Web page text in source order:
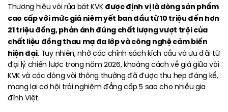
Thương hiệu vòi rửa bát KVKđược định vị là dòng sản phẩm
cao cấp với mức giá niêm yết ban đầu từ 10 triệu đến hơn
21 triệu đồng, phản ánh đúng chất lượng vượt trội của
chất liệu đồng thau mạ đa lớp và công nghệ cảm biến
hiện đại. Tuy nhiên, nhờ các chính sách kích cầu và ưu đãi từ
đại lý chiến lược trong năm 2026, khoảng cách về giá giữa vòi
KVK và các dòng vòi thông thường đã được thu hẹp đáng kể,
mang lại cơ hội trải nghiệm đẳng cấp 5 sao cho nhiều gia
đình Việt.